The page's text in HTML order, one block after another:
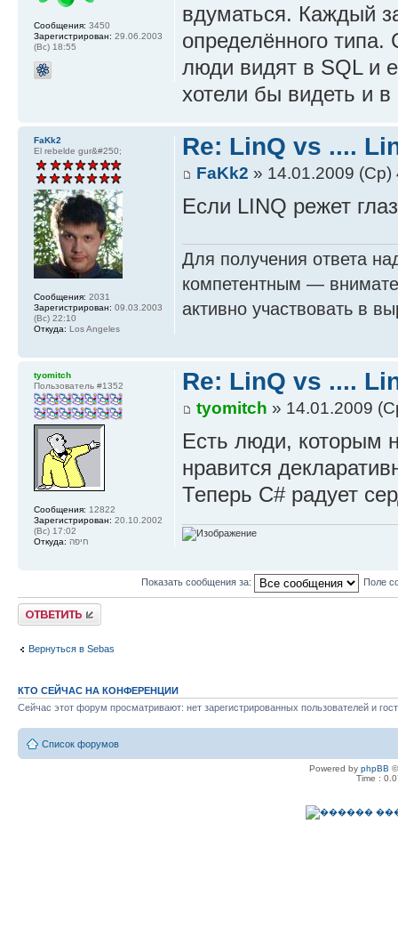
Сообщения: 3450
Зарегистрирован: 29.06.2003
(Вс) 18:55
вдуматься. Каждый
определённого типа.
люди видят в SQL и
хотели бы видеть и
FaKk2
El rebelde gur&#250;
Сообщения: 2031
Зарегистрирован: 09.03.2003
(Вс) 22:10
Откуда: Los Angeles
Re: LinQ vs ....
FaKk2 » 14.01.2009 (Ср)
Если LINQ режет
Для получения ответа
компетентным —
активно участвовать в
tyomitch
Пользователь #1352
Сообщения: 12822
Зарегистрирован: 20.10.2002
(Вс) 17:02
Откуда: חיפה
Re: LinQ vs ....
tyomitch » 14.01.2009
Есть люди, которым
нравится
Теперь C# радует
Показать сообщения за: Поле
Ответить
Вернуться в Sebas
КТО СЕЙЧАС НА КОНФЕРЕНЦИИ
Сейчас этот форум просматривают: нет зарегистрированных пользователей и
Список форумов
Powered by phpBB
Time :